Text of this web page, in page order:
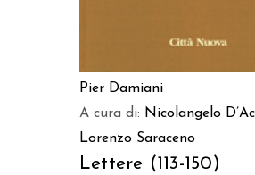
Pier Damiani
A cura di: Nicolangelo
Lorenzo Saraceno
Lettere (113-150)